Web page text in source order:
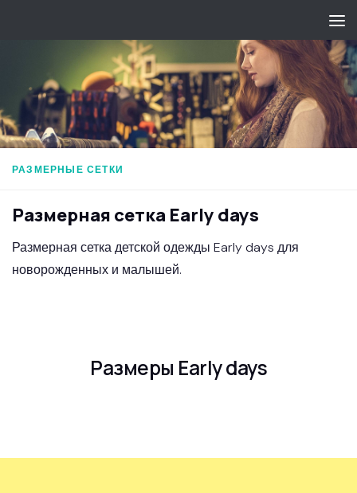
РАЗМЕРНЫЕ СЕТКИ
Размерная сетка Early days
Размерная сетка детской одежды Early days для
новорожденных и малышей.
Размеры Early days